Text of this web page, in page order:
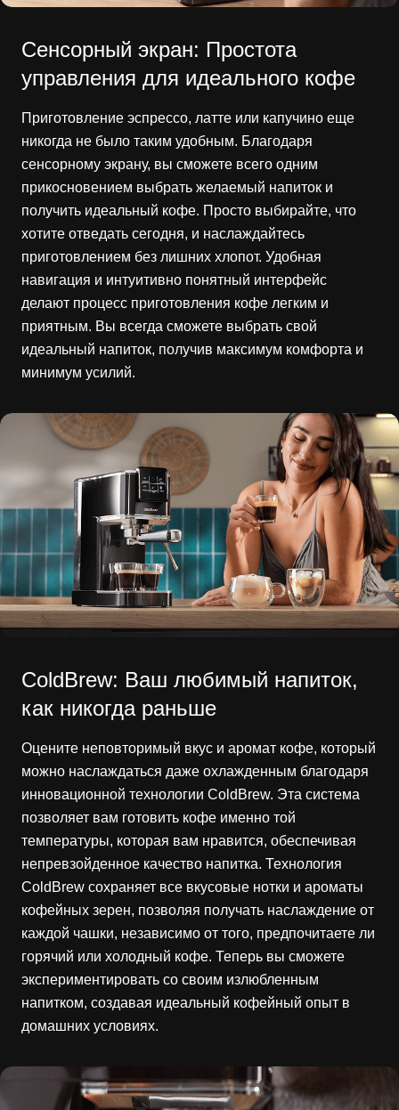
Сенсорный экран: Простота
управления для идеального кофе
Приготовление эспрессо, латте или капучино еще
никогда не было таким удобным. Благодаря
сенсорному экрану, вы сможете всего одним
прикосновением выбрать желаемый напиток и
получить идеальный кофе. Просто выбирайте, что
хотите отведать сегодня, и наслаждайтесь
приготовлением без лишних хлопот. Удобная
навигация и интуитивно понятный интерфейс
делают процесс приготовления кофе легким и
приятным. Вы всегда сможете выбрать свой
идеальный напиток, получив максимум комфорта и
минимум усилий.
ColdBrew: Ваш любимый напиток,
как никогда раньше
Оцените неповторимый вкус и аромат кофе, который
можно наслаждаться даже охлажденным благодаря
инновационной технологии ColdBrew. Эта система
позволяет вам готовить кофе именно той
температуры, которая вам нравится, обеспечивая
непревзойденное качество напитка. Технология
ColdBrew сохраняет все вкусовые нотки и ароматы
кофейных зерен, позволяя получать наслаждение от
каждой чашки, независимо от того, предпочитаете ли
горячий или холодный кофе. Теперь вы сможете
экспериментировать со своим излюбленным
напитком, создавая идеальный кофейный опыт в
домашних условиях.